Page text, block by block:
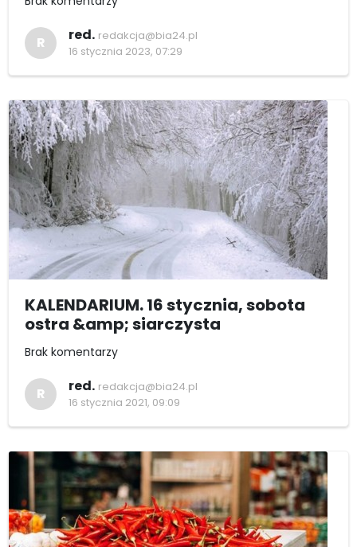
R red. redakcja@bia24.pl
16 stycznia 2023, 07:29
KALENDARIUM. 16 stycznia, sobota
ostra &amp; siarczysta
Brak komentarzy
R red. redakcja@bia24.pl
16 stycznia 2021, 09:09